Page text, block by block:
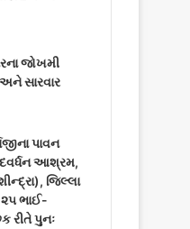
જોખમી
સારવાર
પાવન
આશ્રમ,
જિલ્લા
૨૫ ભાઈ-
રીતે પુનઃ